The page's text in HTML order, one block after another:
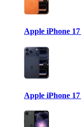
Apple iPhone
Apple iPhone